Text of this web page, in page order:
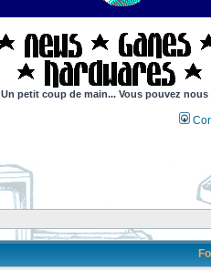
Un petit coup de main... Vous pouvez